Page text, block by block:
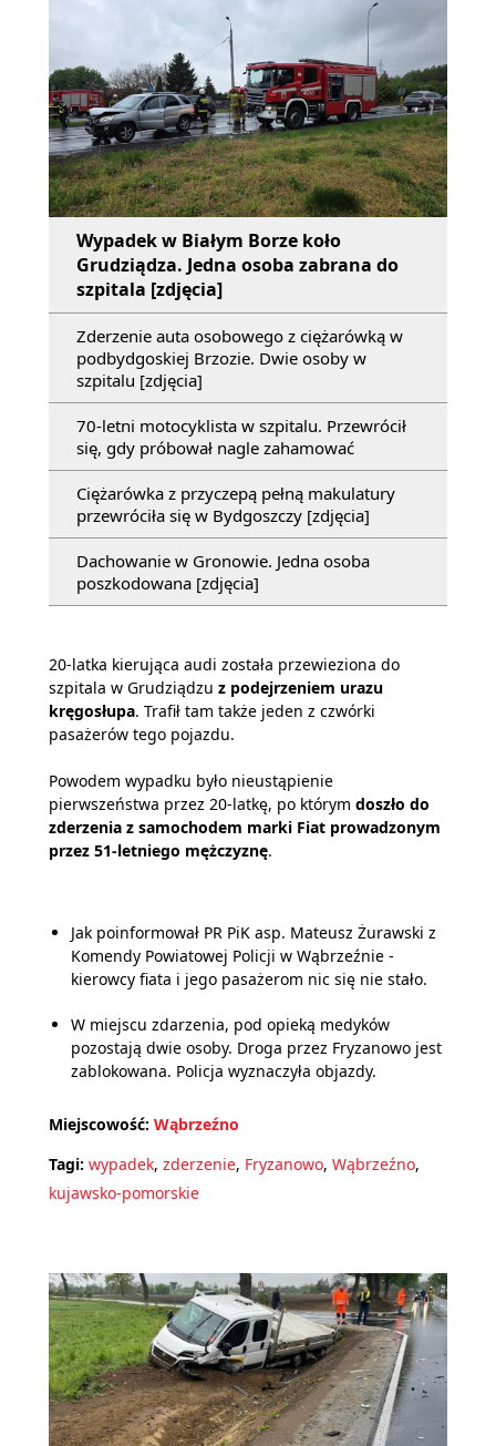
Wypadek w Białym Borze koło
Grudziądza. Jedna osoba zabrana do
szpitala [zdjęcia]
Zderzenie auta osobowego z ciężarówką w
podbydgoskiej Brzozie. Dwie osoby w
szpitalu [zdjęcia]
70-letni motocyklista w szpitalu. Przewrócił
się, gdy próbował nagle zahamować
Ciężarówka z przyczepą pełną makulatury
przewróciła się w Bydgoszczy [zdjęcia]
Dachowanie w Gronowie. Jedna osoba
poszkodowana [zdjęcia]
20-latka kierująca audi została przewieziona do
szpitala w Grudziądzu z podejrzeniem urazu
kręgosłupa. Trafił tam także jeden z czwórki
pasażerów tego pojazdu.
Powodem wypadku było nieustąpienie
pierwszeństwa przez 20-latkę, po którym doszło do
zderzenia z samochodem marki Fiat prowadzonym
przez 51-letniego mężczyznę.
Jak poinformował PR PiK asp. Mateusz Żurawski z
Komendy Powiatowej Policji w Wąbrzeźnie -
kierowcy fiata i jego pasażerom nic się nie stało.
W miejscu zdarzenia, pod opieką medyków
pozostają dwie osoby. Droga przez Fryzanowo jest
zablokowana. Policja wyznaczyła objazdy.
Miejscowość: Wąbrzeźno
Tagi: wypadek, zderzenie, Fryzanowo, Wąbrzeźno,
kujawsko-pomorskie